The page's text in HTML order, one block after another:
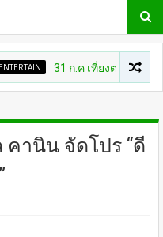
31 ก.ค เที่ยงตรง กดบัตรให้
คานิน จัดโปร “ดี